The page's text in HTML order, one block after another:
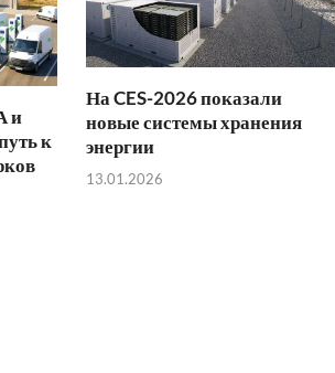
и
к
На CES-2026 показали
новые системы хранения
энергии
13.01.2026